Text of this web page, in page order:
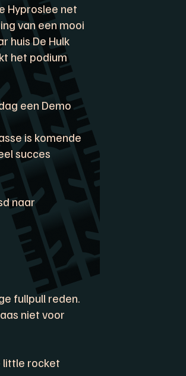
Hyproslee net
van een mooi
huis De Hulk
het podium
een Demo
is komende
succes
naar
fullpull reden.
niet voor
little rocket